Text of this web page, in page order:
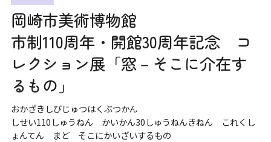
岡崎市美術博物館
市制110周年・開館30周年記念 コ
レクション展「窓－そこに介在す
るもの」
おかざきしびじゅつはくぶつかん
しせい110しゅうねん かいかん30しゅうねんきねん これくし
ょんてん まど そこにかいざいするもの